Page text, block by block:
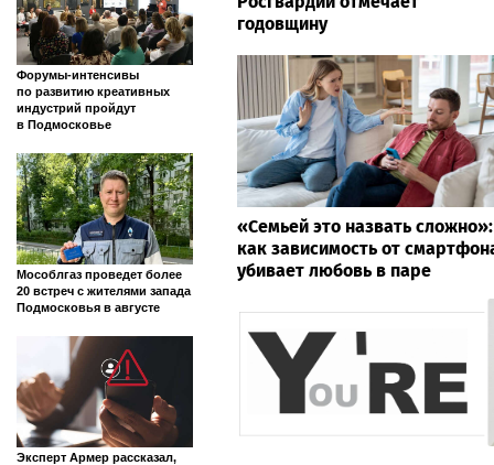
Форумы-интенсивы
по развитию креативных
индустрий пройдут
в Подмосковье
Мособлгаз проведет более
20 встреч с жителями запада
Подмосковья в августе
Эксперт Армер рассказал,
годовщину
«Семьей это назвать сложно»:
как зависимость от
убивает любовь в паре